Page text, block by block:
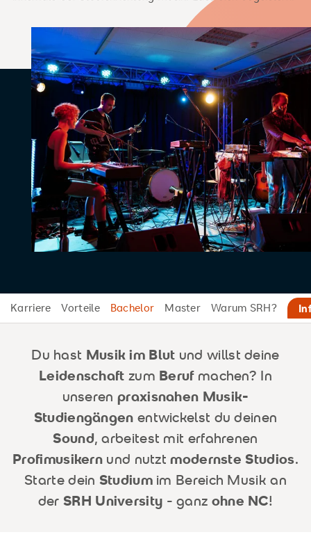
Karriere Vorteile Bachelor Master Warum SRH?
Du hast Musik im Blut und willst deine
Leidenschaft zum Berufmachen? In
unseren praxisnahen Musik-
Studiengängen entwickelst du deinen
Sound, arbeitest mit erfahrenen
Profimusikern und nutztmodernste Studios.
Starte dein Studiumim Bereich Musik an
derSRH University - ganz ohne NC!